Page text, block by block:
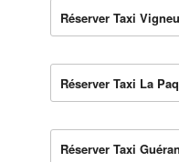
Réserver Taxi
Réserver Taxi La
Réserver Taxi